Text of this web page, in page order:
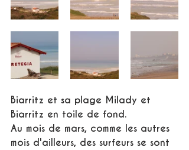
Biarritz et sa plage Milady et
Biarritz en toile de fond.
Au mois de mars, comme les autres
mois d'ailleurs, des surfeurs se sont